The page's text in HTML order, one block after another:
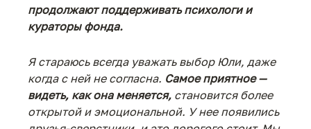
продолжают поддерживать психологи и
кураторы фонда.
Я стараюсь всегда уважать выбор Юли, даже
когда с ней не согласна. Самое приятное —
видеть, как она меняется, становится более
открытой и эмоциональной. У нее появились